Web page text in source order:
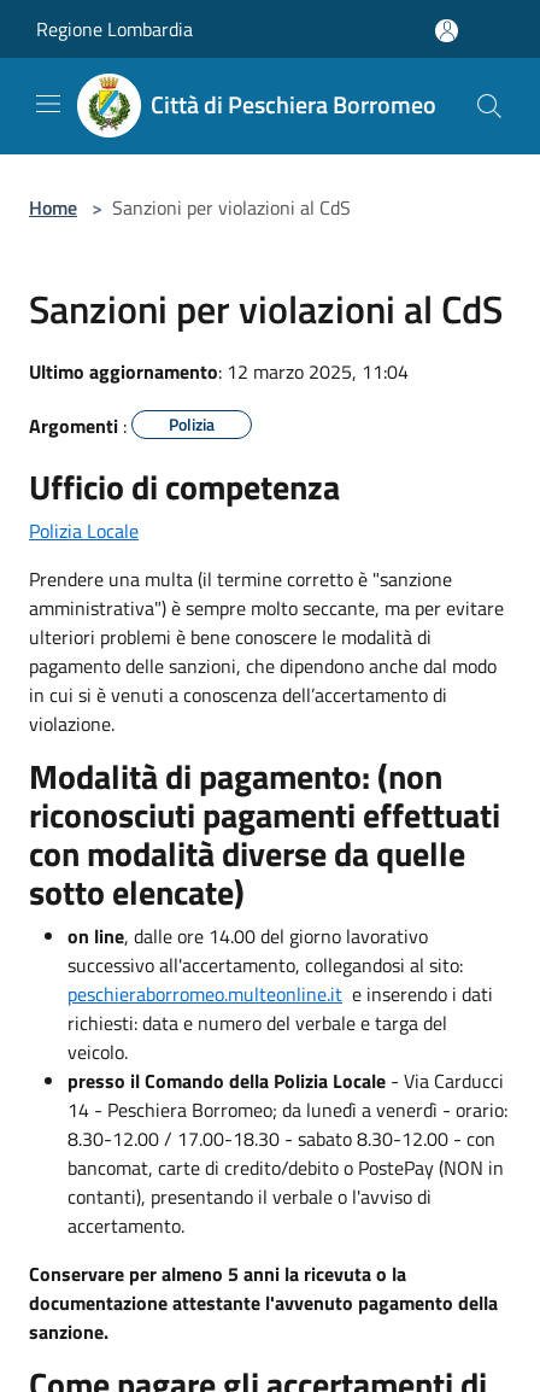
Regione Lombardia
Città di Peschiera Borromeo
Home > Sanzioni per violazioni al CdS
Sanzioni per violazioni al CdS
Ultimo aggiornamento: 12 marzo 2025, 11:04
Argomenti : Polizia
Ufficio di competenza
Polizia Locale
Prendere una multa (il termine corretto è "sanzione
amministrativa") è sempre molto seccante, ma per evitare
ulteriori problemi è bene conoscere le modalità di
pagamento delle sanzioni, che dipendono anche dal modo
in cui si è venuti a conoscenza dell’accertamento di
violazione.
Modalità di pagamento: (non
riconosciuti pagamenti effettuati
con modalità diverse da quelle
sotto elencate)
on line, dalle ore 14.00 del giorno lavorativo
successivo all'accertamento, collegandosi al sito:
peschieraborromeo.multeonline.it e inserendo i dati
richiesti: data e numero del verbale e targa del
veicolo.
presso il Comando della Polizia Locale - Via Carducci
14 - Peschiera Borromeo; da lunedì a venerdì - orario:
8.30-12.00 / 17.00-18.30 - sabato 8.30-12.00 - con
bancomat, carte di credito/debito o PostePay (NON in
contanti), presentando il verbale o l'avviso di
accertamento.
Conservare per almeno 5 anni la ricevuta o la
documentazione attestante l'avvenuto pagamento della
sanzione.